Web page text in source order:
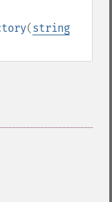
(string